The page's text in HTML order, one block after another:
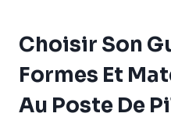
Choisir Son
Formes Et
Au Poste De